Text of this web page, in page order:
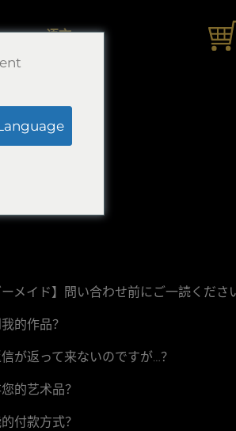
语言
メイド】問い合わせ前にご一読くださ
的作品？
が返って来ないのですが…？
的艺术品？
付款方式？